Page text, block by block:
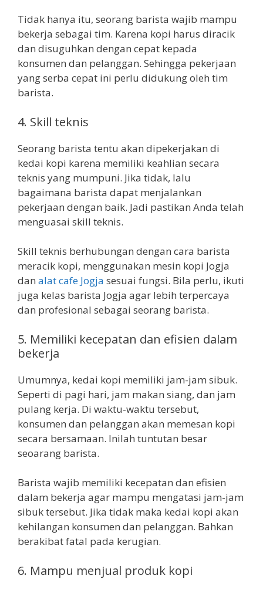
Tidak hanya itu, seorang barista wajib mampu
bekerja sebagai tim. Karena kopi harus diracik
dan disuguhkan dengan cepat kepada
konsumen dan pelanggan. Sehingga pekerjaan
yang serba cepat ini perlu didukung oleh tim
barista.
4. Skill teknis
Seorang barista tentu akan dipekerjakan di
kedai kopi karena memiliki keahlian secara
teknis yang mumpuni. Jika tidak, lalu
bagaimana barista dapat menjalankan
pekerjaan dengan baik. Jadi pastikan Anda telah
menguasai skill teknis.
Skill teknis berhubungan dengan cara barista
meracik kopi, menggunakan mesin kopi Jogja
dan alat cafe Jogja sesuai fungsi. Bila perlu, ikuti
juga kelas barista Jogja agar lebih terpercaya
dan profesional sebagai seorang barista.
5. Memiliki kecepatan dan efisien dalam
bekerja
Umumnya, kedai kopi memiliki jam-jam sibuk.
Seperti di pagi hari, jam makan siang, dan jam
pulang kerja. Di waktu-waktu tersebut,
konsumen dan pelanggan akan memesan kopi
secara bersamaan. Inilah tuntutan besar
seoarang barista.
Barista wajib memiliki kecepatan dan efisien
dalam bekerja agar mampu mengatasi jam-jam
sibuk tersebut. Jika tidak maka kedai kopi akan
kehilangan konsumen dan pelanggan. Bahkan
berakibat fatal pada kerugian.
6. Mampu menjual produk kopi